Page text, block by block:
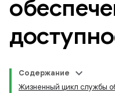
Содержание
Жизненный цикл службы